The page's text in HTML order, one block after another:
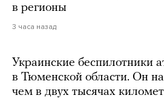
в регионы
3 часа назад
Украинские беспилотники
в Тюменской области. Он
чем в двух тысячах